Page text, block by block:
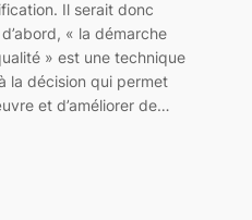
Il serait donc
« la démarche
» est une technique
la décision qui permet
et d’améliorer de…